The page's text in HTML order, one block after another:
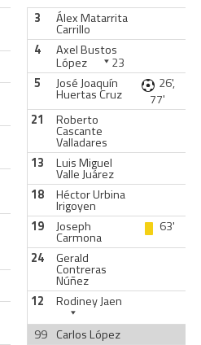
3 Álex Matarrita
Carrillo
4
Axel Bustos
López
23
5
José Joaquín
Huertas Cruz
26',
77'
21
Roberto
Cascante
Valladares
13
Luis Miguel
Valle Juárez
18
Héctor Urbina
Irigoyen
19
Joseph
Carmona
63'
24
Gerald
Contreras
Núñez
12
Rodiney Jaen
99 Carlos López